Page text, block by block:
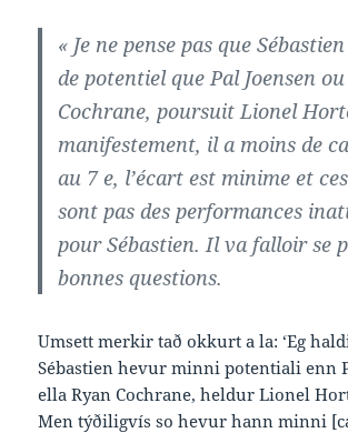
« Je ne pense pas que
de potentiel que Pal Joensen
Cochrane, poursuit Lionel
manifestement, il a moins de
au 7 e, l’écart est minime et
sont pas des performances
pour Sébastien. Il va falloir se
bonnes questions.
Umsett merkir tað okkurt a la: ‘Eg
Sébastien hevur minni potentiali enn
ella Ryan Cochrane, heldur Lionel
Men týðiligvís so hevur hann minni